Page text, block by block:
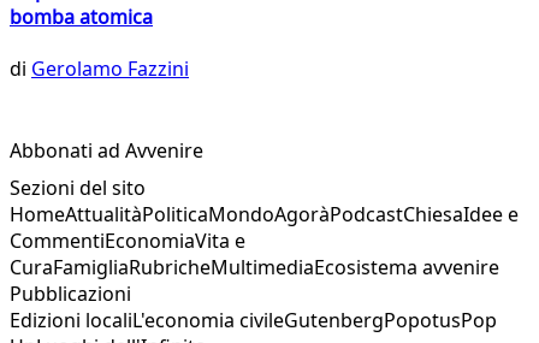
bomba atomica
di Gerolamo Fazzini
Abbonati ad Avvenire
Sezioni del sito
HomeAttualitàPoliticaMondoAgoràPodcastChiesaIdee e
CommentiEconomiaVita e
CuraFamigliaRubricheMultimediaEcosistema avvenire
Pubblicazioni
Edizioni localiL'economia civileGutenbergPopotusPop